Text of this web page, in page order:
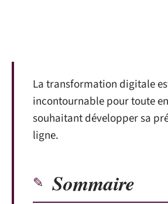
La transformation digitale
incontournable pour toute
souhaitant développer sa
ligne.
Sommaire